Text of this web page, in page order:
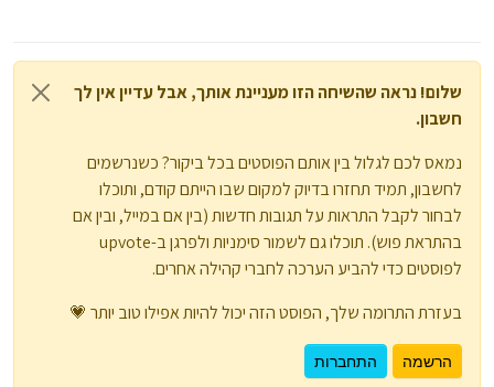
שלום! נראה שהשיחה הזו מעניינת אותך, אבל עדיין אין לך
חשבון.
נמאס לכם לגלול בין אותם הפוסטים בכל ביקור? כשנרשמים
לחשבון, תמיד תחזרו בדיוק למקום שבו הייתם קודם, ותוכלו
לבחור לקבל התראות על תגובות חדשות (בין אם במייל, ובין אם
בהתראת פוש). תוכלו גם לשמור סימניות ולפרגן ב-upvote
לפוסטים כדי להביע הערכה לחברי קהילה אחרים.
בעזרת התרומה שלך, הפוסט הזה יכול להיות אפילו טוב יותר 💗
הרשמה התחברות